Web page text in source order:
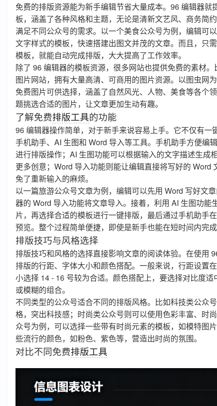
免费的排版资源能为新手编辑节省大量成本。96 编辑器就
板，涵盖了各种风格和主题，无论是清新文艺风、商务简
满足不同公众号的需求。以一个美食公众号为例，编辑可
文字样式的模板，快速搭建出图文并茂的文章。而且，只
模板，就能自动完成排版，大大提高了工作效率。
除了 96 编辑器的模板资源，很多网站也提供免费的素材
图片网站，拥有大量高清、可商用的图片资源。以图虫网
免费图片可供选择，涵盖了自然风光、人物、美食等各个
题挑选合适的图片，让文章更加生动有趣。
了解免费排版工具的功能
96 编辑器操作简单，对于新手来说容易上手。它不仅有一
手机助手、AI 生图和 Word 导入等工具。手机助手方便编
进行排版操作；AI 生图功能可以根据输入的文字描述生成
更多创意；Word 导入功能则能让编辑直接将写好的 Word
免了重新输入的麻烦。
以一篇旅游公众号文章为例，编辑可以先用 Word 写好文
器的 Word 导入功能将文章导入。接着，利用 AI 生图功能
片，再选择合适的模板进行一键排版，最后通过手机助手
预览。整个过程简单便捷，即使是新手也能在短时间内完
排版技巧与风格选择
排版技巧和风格的选择直接影响文章的阅读体验。在使用
排版的行距、字体大小和颜色搭配。一般来说，行距设置
小选择 14 - 16 号较为合适。颜色搭配上，要选择对比度
或模糊的组合。
不同类型的公众号适合不同的排版风格。比如科技类公众
格，突出科技感；时尚类公众号则可以使用色彩丰富、时
众号为例，可以选择一些带有时尚元素的模板，如模特图
些流行的颜色，如粉色、紫色等，营造出时尚的氛围。
对比不同免费排版工具